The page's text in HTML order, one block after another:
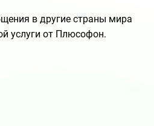
в другие страны мира
услуги от Плюсофон.